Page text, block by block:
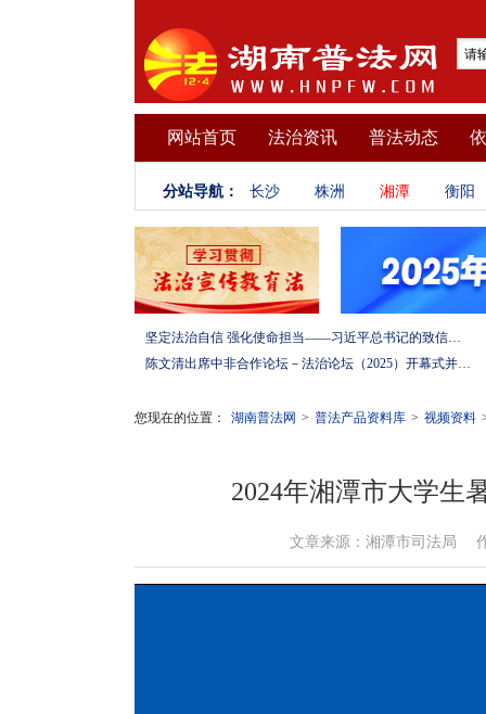
网站首页 法治资讯 普法动态
分站导航： 长沙 株洲 湘潭 衡阳
坚定法治自信 强化使命担当——习近平总书记的致信激励法学法律工作者投身全面依法治国伟大实践
陈文清出席中非合作论坛－法治论坛（2025）开幕式并在湖南调研
您现在的位置： 湖南普法网 > 普法产品资料库 > 视频资料
2024年湘潭市大学生
文章来源：湘潭市司法局